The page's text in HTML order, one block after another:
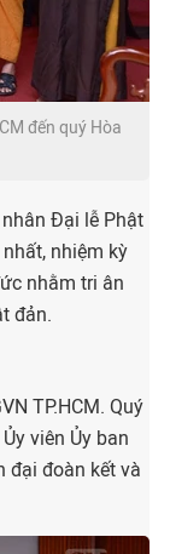
đến quý Hòa
Đại lễ Phật
nhiệm kỳ
nhằm tri ân
đản.
TP.HCM. Quý
viên Ủy ban
đại đoàn kết và